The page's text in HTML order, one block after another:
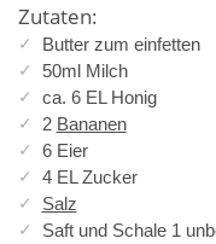
Zutaten:
Butter zum einfetten
50ml Milch
ca. 6 EL Honig
2 Bananen
6 Eier
4 EL Zucker
Salz
Saft und Schale 1